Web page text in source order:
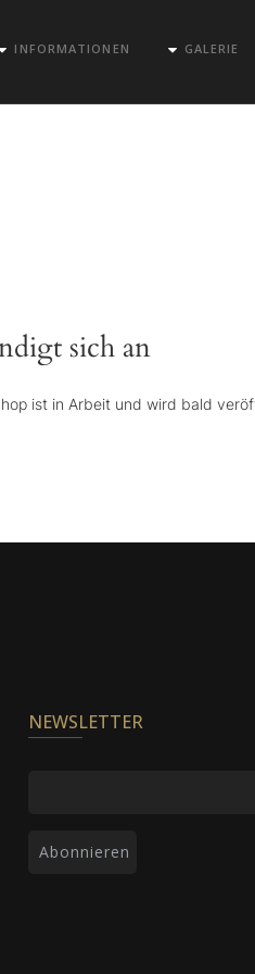
INFORMATIONEN GALERIE
sich an
ist in Arbeit und wird bald
NEWSLETTER